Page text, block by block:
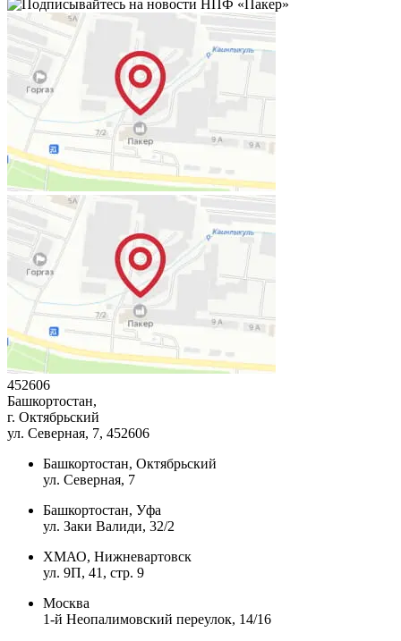
452606
Башкортостан,
г. Октябрьский
ул. Северная, 7, 452606
Башкортостан, Октябрьский
ул. Северная, 7
Башкортостан, Уфа
ул. Заки Валиди, 32/2
ХМАО, Нижневартовск
ул. 9П, 41, стр. 9
Москва
1-й Неопалимовский переулок, 14/16